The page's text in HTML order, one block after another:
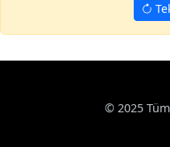
© 2025 Tüm